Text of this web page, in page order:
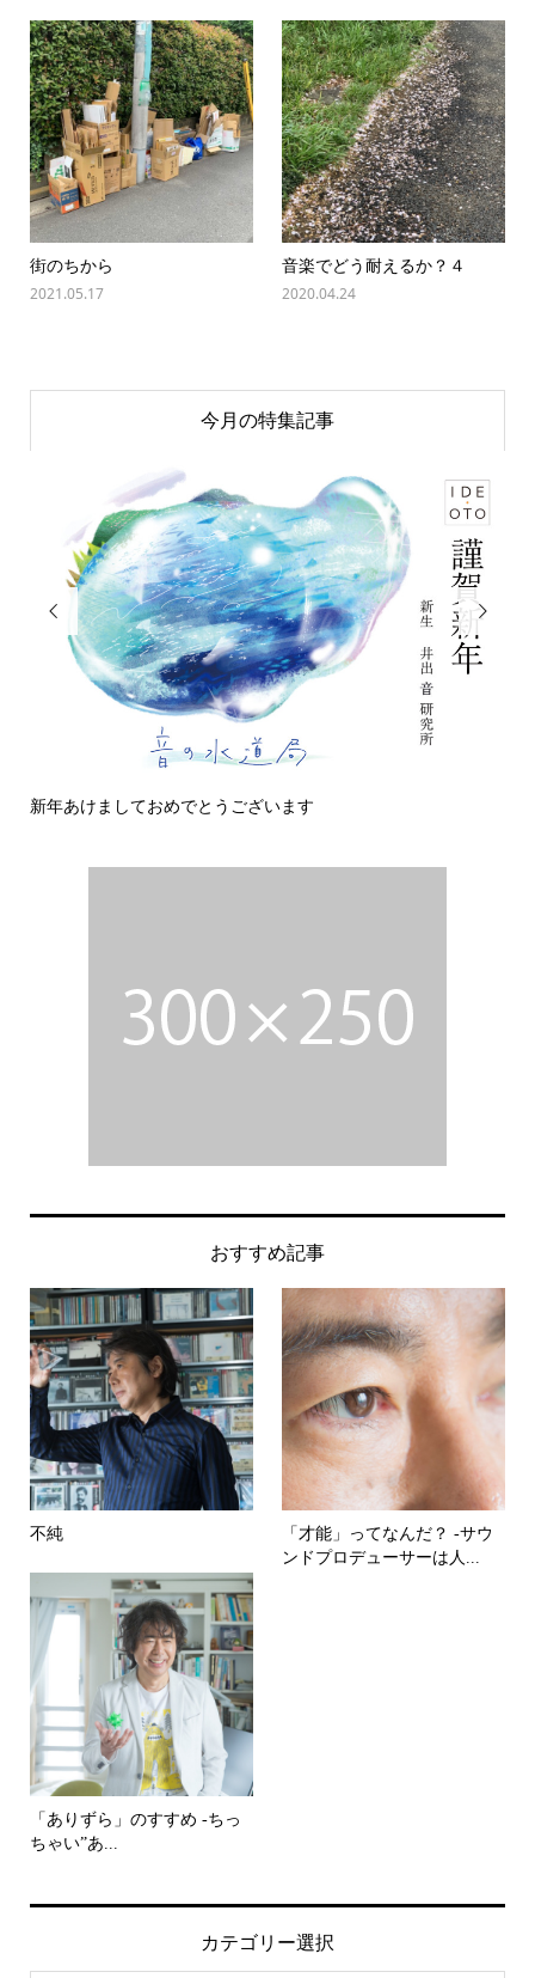
街のちから
2021.05.17
音楽でどう耐えるか？４
2020.04.24
今月の特集記事

新年あけましておめでとうございます

おすすめ記事
不純
「才能」ってなんだ？ -サウ
ンドプロデューサーは人...
「ありずら」のすすめ -ちっ
ちゃい”あ...
カテゴリー選択